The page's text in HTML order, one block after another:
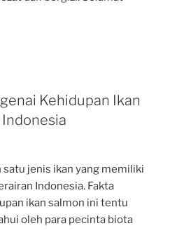
Kehidupan Ikan
satu jenis ikan yang memiliki
Indonesia. Fakta
ikan salmon ini tentu
oleh para pecinta biota